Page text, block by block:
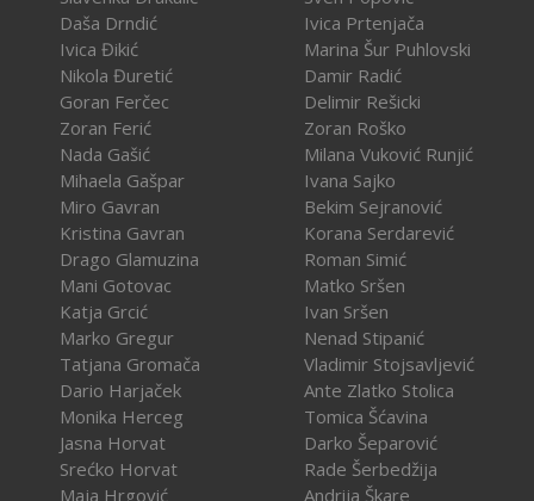
Daša Drndić
Ivica Đikić
Nikola Đuretić
Goran Ferčec
Zoran Ferić
Nada Gašić
Mihaela Gašpar
Miro Gavran
Kristina Gavran
Drago Glamuzina
Mani Gotovac
Katja Grcić
Marko Gregur
Tatjana Gromača
Dario Harjaček
Monika Herceg
Jasna Horvat
Srećko Horvat
Maja Hrgović
Ivica Prtenjača
Marina Šur Puhlovski
Damir Radić
Delimir Rešicki
Zoran Roško
Milana Vuković Runjić
Ivana Sajko
Bekim Sejranović
Korana Serdarević
Roman Simić
Matko Sršen
Ivan Sršen
Nenad Stipanić
Vladimir Stojsavljević
Ante Zlatko Stolica
Tomica Šćavina
Darko Šeparović
Rade Šerbedžija
Andrija Škare